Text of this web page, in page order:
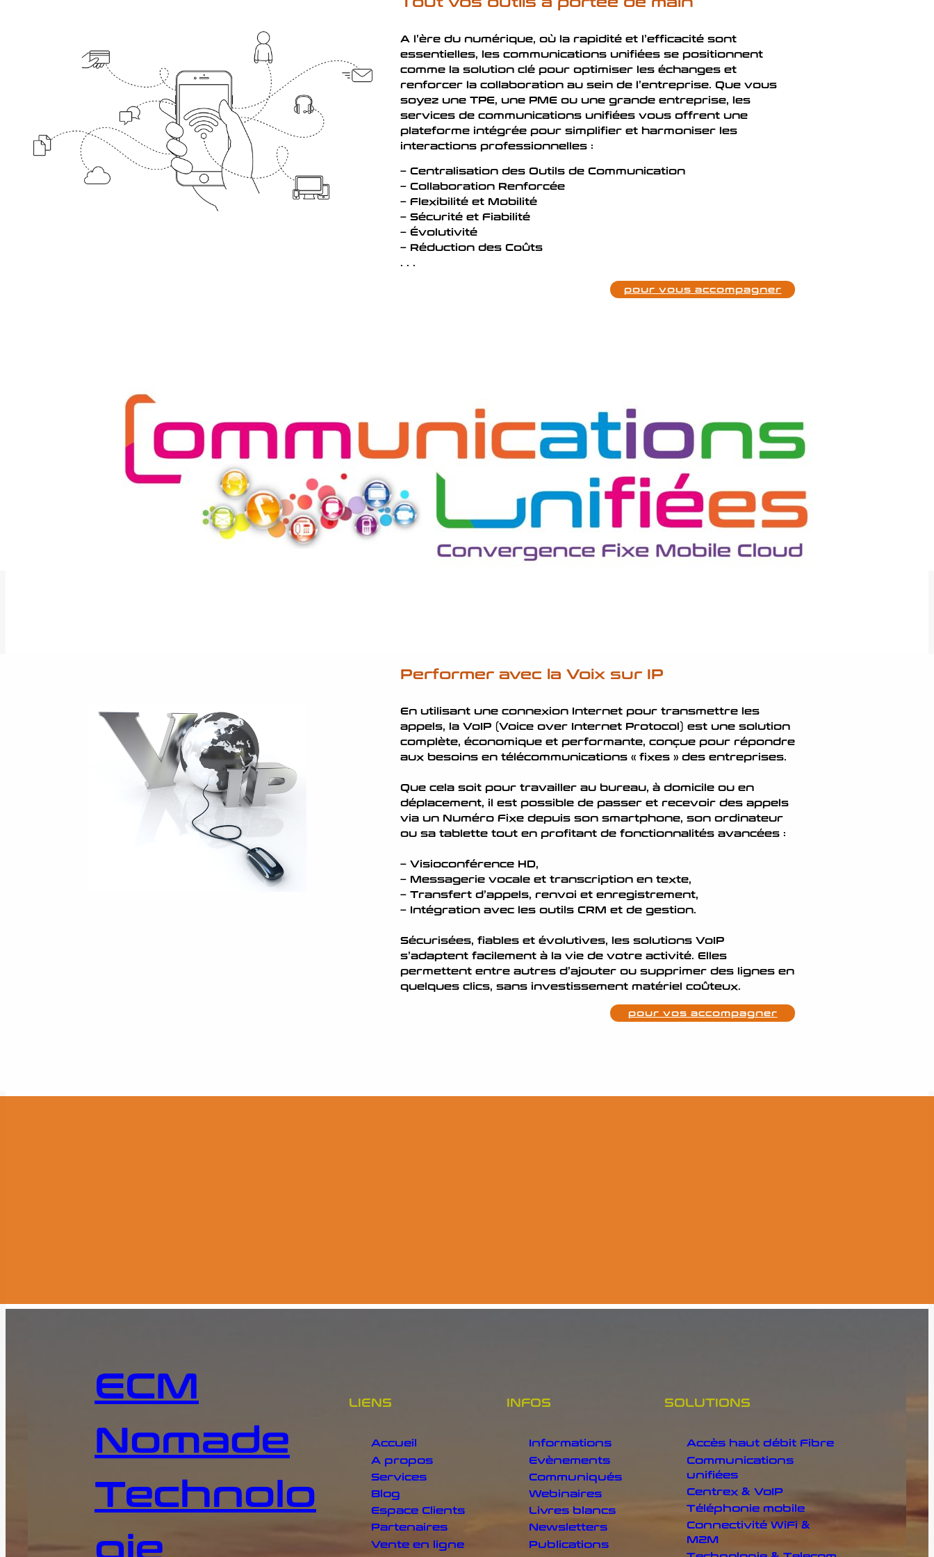
A l’ère du numérique, où la rapidité et l’efficacité sont
essentielles, les communications unifiées se positionnent
comme la solution clé pour optimiser les échanges et
renforcer la collaboration au sein de l’entreprise. Que vous
soyez une TPE, une PME ou une grande entreprise, les
services de communications unifiées vous offrent une
plateforme intégrée pour simplifier et harmoniser les
interactions professionnelles :
– Centralisation des Outils de Communication
– Collaboration Renforcée
– Flexibilité et Mobilité
– Sécurité et Fiabilité
– Évolutivité
– Réduction des Coûts
. . .
pour vous accompagner
Performer avec la Voix sur IP
En utilisant une connexion Internet pour transmettre les
appels, la VoIP (Voice over Internet Protocol) est une solution
complète, économique et performante, conçue pour répondre
aux besoins en télécommunications « fixes » des entreprises.
Que cela soit pour travailler au bureau, à domicile ou en
déplacement, il est possible de passer et recevoir des appels
via un Numéro Fixe depuis son smartphone, son ordinateur
ou sa tablette tout en profitant de fonctionnalités avancées :
– Visioconférence HD,
– Messagerie vocale et transcription en texte,
– Transfert d’appels, renvoi et enregistrement,
– Intégration avec les outils CRM et de gestion.
Sécurisées, fiables et évolutives, les solutions VoIP
s’adaptent facilement à la vie de votre activité. Elles
permettent entre autres d’ajouter ou supprimer des lignes en
quelques clics, sans investissement matériel coûteux.
pour vos accompagner
ECM
Nomade
Technolo
LIENS
Accueil
A propos
Services
Blog
Espace Clients
Partenaires
Vente en ligne
INFOS
Informations
Evènements
Communiqués
Webinaires
Livres blancs
Newsletters
Publications
SOLUTIONS
Accès haut débit Fibre
Communications
unifiées
Centrex & VoIP
Téléphonie mobile
Connectivité WiFi &
M2M